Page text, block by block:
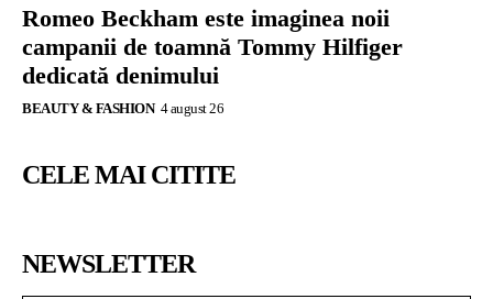
Romeo Beckham este imaginea noii
campanii de toamnă Tommy Hilfiger
dedicată denimului
BEAUTY & FASHION 4 august 26
CELE MAI CITITE
NEWSLETTER